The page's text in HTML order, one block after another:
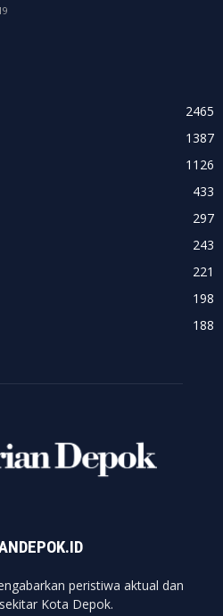
2465
1387
1126
433
297
243
221
198
188
peristiwa aktual dan
Kota Depok.